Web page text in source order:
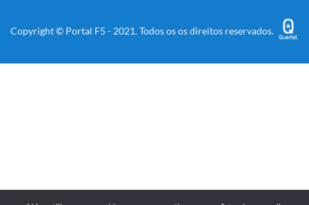
Copyright © Portal F5 - 2021. Todos os os direitos reservados.